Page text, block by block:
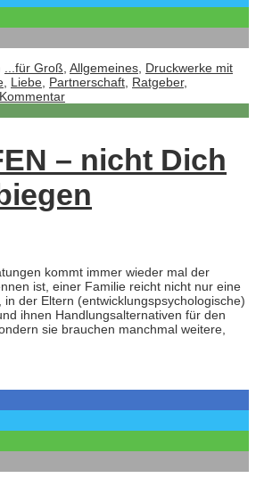
...für Groß, Allgemeines, Druckwerke mit
, Liebe, Partnerschaft, Ratgeber,
– nicht Dich
kommt immer wieder mal der
ist, einer Familie reicht nicht nur eine
der Eltern (entwicklungspsychologische)
ihnen Handlungsalternativen für den
sie brauchen manchmal weitere,